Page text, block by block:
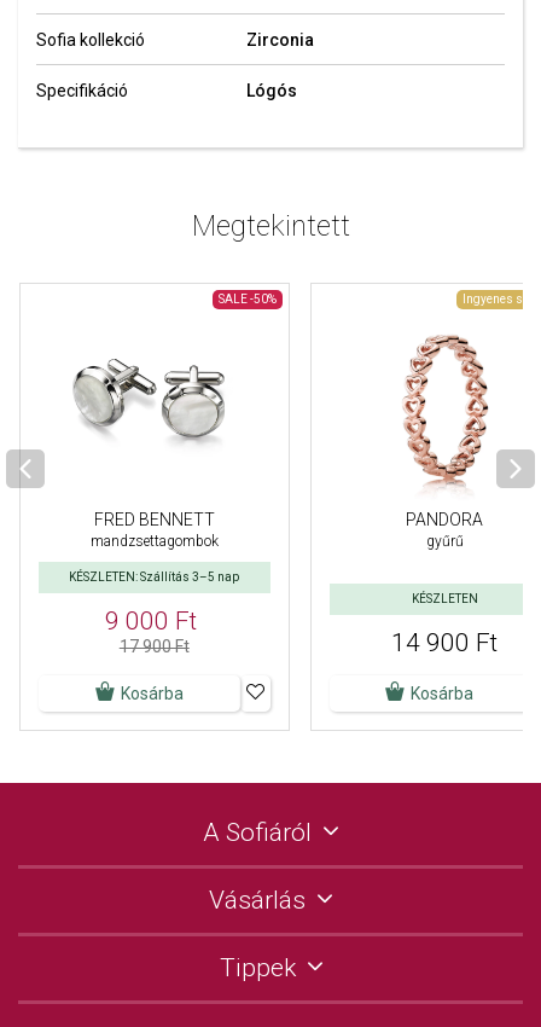
Sofia kollekció Zirconia
Specifikáció Lógós
Megtekintett
SALE -50%
FRED BENNETT
mandzsettagombok
KÉSZLETEN: Szállítás 3–5 nap
9 000 Ft
17 900 Ft
Kosárba
Ingyenes
PANDORA
gyűrű
KÉSZLETEN
14 900 Ft
Kosárba
A Sofiáról
Vásárlás
Tippek